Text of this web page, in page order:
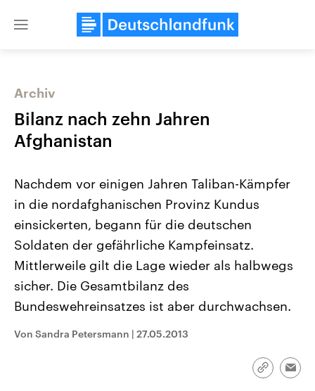
Close
Landtagswahl Sachsen-Anhalt
Alle Informationen
Sachsen-Anhalt wählt am 6.
September 2026 einen neuen
Landtag. Seit 2021 wird das
Bundesland von einer Koalition aus
Umfragen, Prognosen,
USA
Hintergründe
den mächtigsten Ländern
mit großem Einfluss auf
Archiv
Bilanz nach zehn Jahren
Afghanistan
Nachdem vor einigen Jahren Taliban-Kämpfer
in die nordafghanischen Provinz Kundus
einsickerten, begann für die deutschen
Soldaten der gefährliche Kampfeinsatz.
Mittlerweile gilt die Lage wieder als halbwegs
sicher. Die Gesamtbilanz des
Bundeswehreinsatzes ist aber durchwachsen.
Von Sandra Petersmann | 27.05.2013
Link